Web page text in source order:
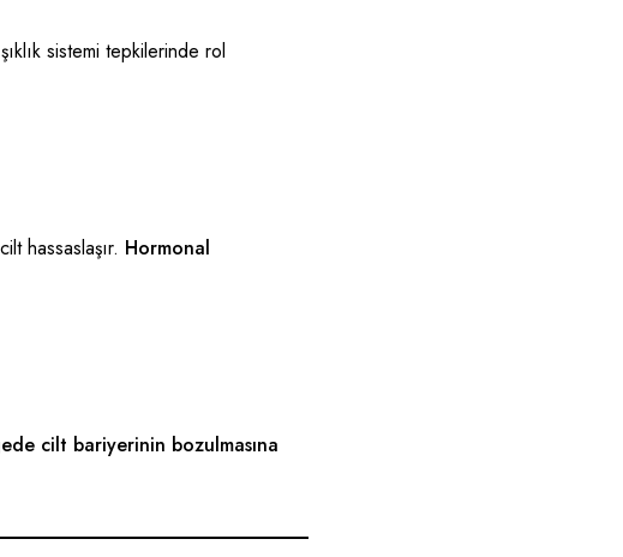
sistemi tepkilerinde rol
hassaslaşır. Hormonal
cilt bariyerinin bozulmasına